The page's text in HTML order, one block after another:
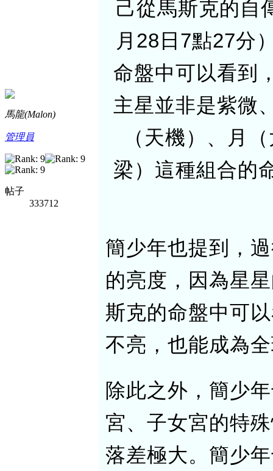
馬龍(Malon)
管理員
帖子
333712
己從馬斯克的自
月28日7點27分
命盤中可以看到
主星並非是紫微
（天機）、月
梁）這種組合的
簡少年也提到，
的亮度，因為星
斯克的命盤中可
不亮，也能成為
除此之外，簡少
宮、子女宮的特
落差極大。簡少